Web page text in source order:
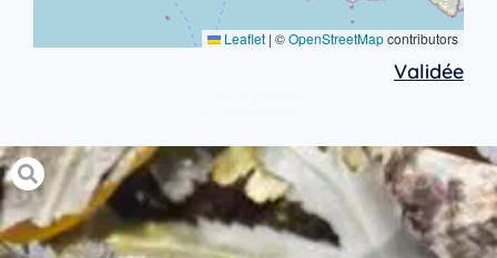
Leaflet | ©OpenStreetMapcontributors
Validée